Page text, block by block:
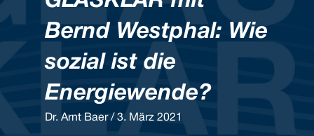
Bernd Westphal: Wie
sozial ist die
Energiewende?
Dr. Arnt Baer / 3. März 2021